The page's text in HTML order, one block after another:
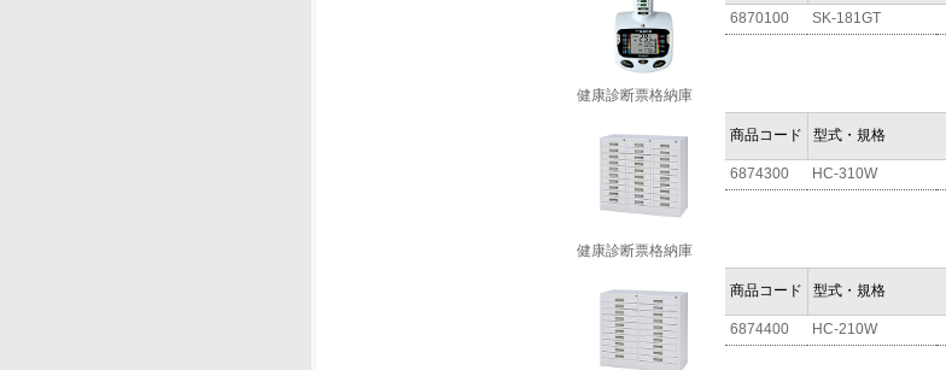
6870100 SK-181GT
健康診断票格納庫
商品コード 型式・規格
6874300 HC-310W
健康診断票格納庫
商品コード 型式・規格
6874400 HC-210W